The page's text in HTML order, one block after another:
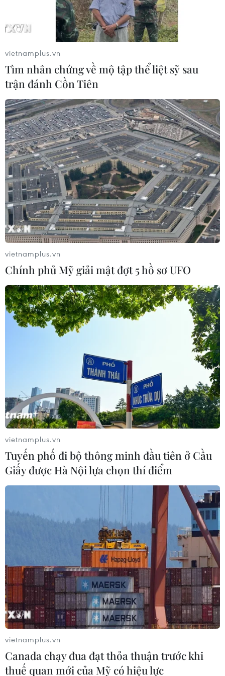
(TTXVN/Vietnam+)
#Việt Nam #xây dựng
#cơ sở dữ liệu quốc gia
#bệnh lý tim mạch
Tp. Hồ Chí Minh
Theo dõi VietnamPlus
Cơ sở dữ liệu quốc gia về thuế và bài toán
bảo vệ thông tin cá nhân
Dự án Luật Bảo vệ dữ liệu cá nhân được kỳ vọng sẽ tạo
ra một hành lang pháp lý vững chắc, hài hòa giữa yêu
cầu bảo vệ thông tin và nhu cầu khai thác dữ liệu phục
vụ phát triển kinh tế-xã hội.
vietnamplus.vn
Tìm nhân chứng về mộ tập thể liệt sỹ sau
trận đánh Cồn Tiên
vietnamplus.vn
Chính phủ Mỹ giải mật đợt 5 hồ sơ UFO
vietnamplus.vn
Tuyến phố đi bộ thông minh đầu tiên ở Cầu
Giấy được Hà Nội lựa chọn thí điểm
vietnamplus.vn
Canada chạy đua đạt thỏa thuận trước khi
thuế quan mới của Mỹ có hiệu lực